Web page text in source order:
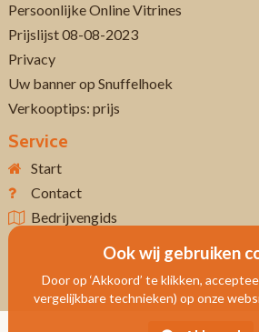
Persoonlijke Online Vitrines
Prijslijst 08-08-2023
Privacy
Uw banner op Snuffelhoek
Verkooptips: prijs
Service
Start
Contact
Bedrijvengids
Ook wij gebruiken
Door op ‘Akkoord’ te klikken,
vergelijkbare technieken) op onze